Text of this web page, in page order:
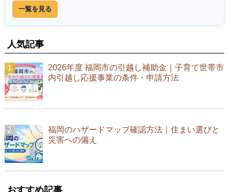
一覧を見る
人気記事
2026年度 福岡市の引越し補助金｜子育て世帯市
内引越し応援事業の条件・申請方法
福岡のハザードマップ確認方法｜住まい選びと
災害への備え
おすすめ記事